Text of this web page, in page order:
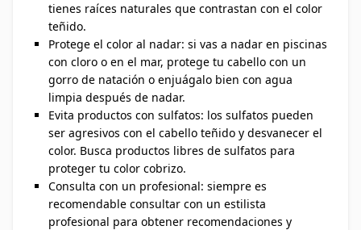
tienes raíces naturales que contrastan con el color
teñido.
Protege el color al nadar: si vas a nadar en piscinas
con cloro o en el mar, protege tu cabello con un
gorro de natación o enjuágalo bien con agua
limpia después de nadar.
Evita productos con sulfatos: los sulfatos pueden
ser agresivos con el cabello teñido y desvanecer el
color. Busca productos libres de sulfatos para
proteger tu color cobrizo.
Consulta con un profesional: siempre es
recomendable consultar con un estilista
profesional para obtener recomendaciones y